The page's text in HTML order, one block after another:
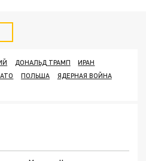
ДОНАЛЬД ТРАМП
ИРАН
ПОЛЬША
ЯДЕРНАЯ ВОЙНА